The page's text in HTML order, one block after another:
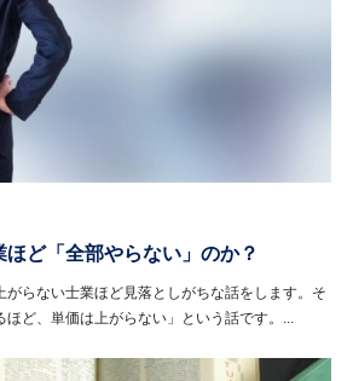
ど「全部やらない」のか？
がらない士業ほど見落としがちな話をします。そ
ど、単価は上がらない」という話です。...